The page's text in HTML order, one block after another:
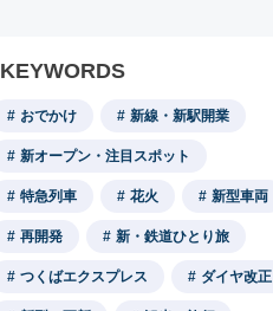
KEYWORDS
おでかけ 新線・新駅開業
新オープン・注目スポット
特急列車 花火 新型車両
再開発 新・鉄道ひとり旅
つくばエクスプレス ダイヤ改正